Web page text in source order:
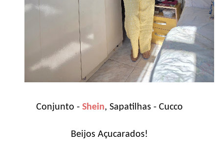
Conjunto - Shein, Sapatilhas - Cucco
Beijos Açucarados!